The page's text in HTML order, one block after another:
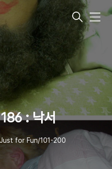
메
뉴
: 낙서
Just for Fun/101-200